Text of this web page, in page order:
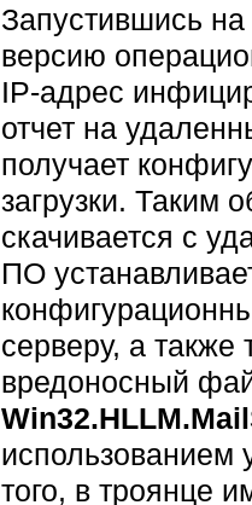
Запустившись
версию
IP-адрес
отчет на
получает
загрузки. Таким
скачивается с
ПО
серверу, а
вредоносный
использованием
того, в троянце